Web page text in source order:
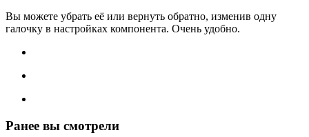
Вы можете убрать её или вернуть обратно, изменив одну
галочку в настройках компонента. Очень удобно.
Ранее вы смотрели